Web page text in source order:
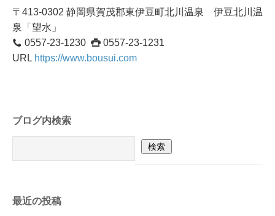
〒413-0302 静岡県賀茂郡東伊豆町北川温泉 伊豆北川温
泉「望水」
0557-23-1230
0557-23-1231
URL https://www.bousui.com
ブログ内検索
最近の投稿